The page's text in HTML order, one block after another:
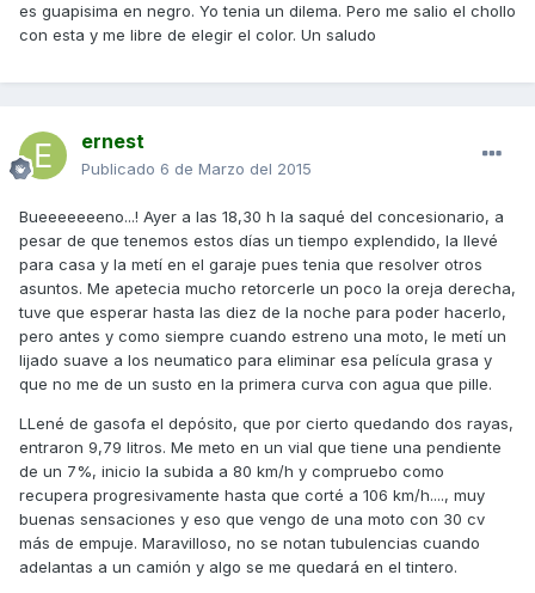
es guapisima en negro. Yo tenia un dilema. Pero me salio el chollo
con esta y me libre de elegir el color. Un saludo
ernest
Publicado 6 de Marzo del 2015
Bueeeeeeeno...! Ayer a las 18,30 h la saqué del concesionario, a
pesar de que tenemos estos días un tiempo explendido, la llevé
para casa y la metí en el garaje pues tenia que resolver otros
asuntos. Me apetecia mucho retorcerle un poco la oreja derecha,
tuve que esperar hasta las diez de la noche para poder hacerlo,
pero antes y como siempre cuando estreno una moto, le metí un
lijado suave a los neumatico para eliminar esa película grasa y
que no me de un susto en la primera curva con agua que pille.
LLené de gasofa el depósito, que por cierto quedando dos rayas,
entraron 9,79 litros. Me meto en un vial que tiene una pendiente
de un 7%, inicio la subida a 80 km/h y compruebo como
recupera progresivamente hasta que corté a 106 km/h...., muy
buenas sensaciones y eso que vengo de una moto con 30 cv
más de empuje. Maravilloso, no se notan tubulencias cuando
adelantas a un camión y algo se me quedará en el tintero.